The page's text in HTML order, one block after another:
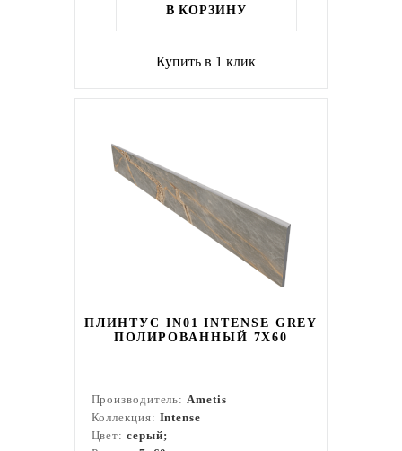
В КОРЗИНУ
Купить в 1 клик
ПЛИНТУС IN01 INTENSE GREY
ПОЛИРОВАННЫЙ 7X60
Производитель:Ametis
Коллекция: Intense
Цвет: серый;